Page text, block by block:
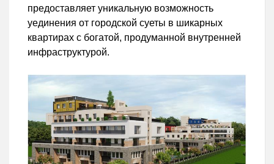
предоставляет уникальную возможность
уединения от городской суеты в шикарных
квартирах с богатой, продуманной внутренней
инфраструктурой.